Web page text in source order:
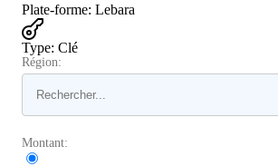
Plate-forme: Lebara
Type: Clé
Région:
Montant: